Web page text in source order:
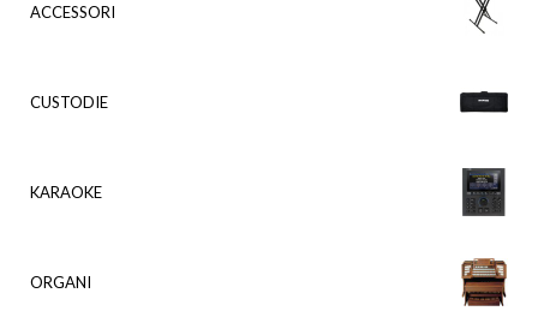
ACCESSORI
CUSTODIE
KARAOKE
ORGANI